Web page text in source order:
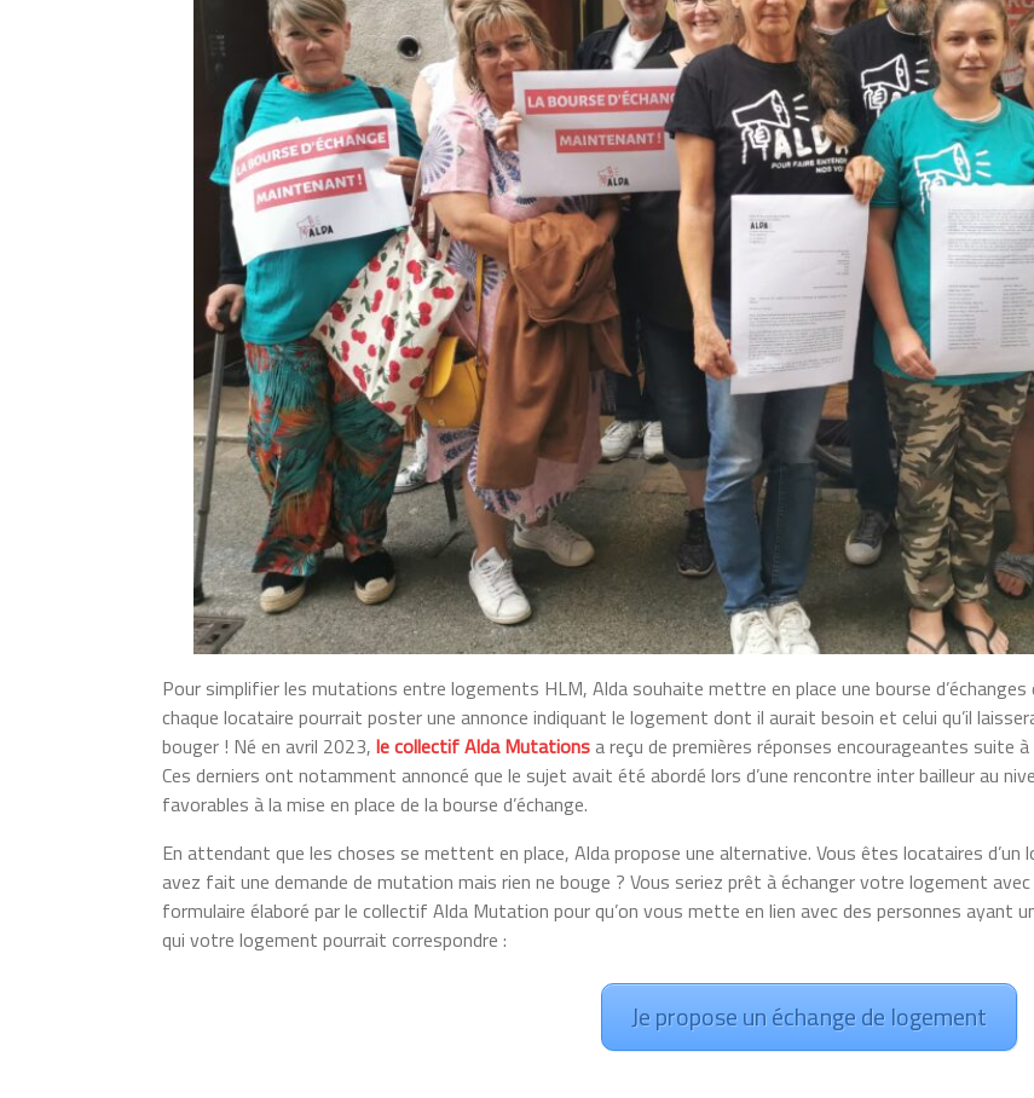
Pour simplifier les mutations entre logements HLM, Alda souhaite mettre en place une bourse
chaque locataire pourrait poster une annonce indiquant le logement dont il aurait besoin et celui qu’il
bouger ! Né en avril 2023,le collectif Alda Mutations a reçu de premières réponses encourageantes suite
Ces derniers ont notamment annoncé que le sujet avait été abordé lors d’une rencontre inter bailleur au
favorables à la mise en place de la bourse d’échange.
En attendant que les choses se mettent en place, Alda propose une alternative. Vous êtes locataires
avez fait une demande de mutation mais rien ne bouge ? Vous seriez prêt à échanger votre logement
formulaire élaboré par le collectif Alda Mutation pour qu’on vous mette en lien avec des personnes ayant
qui votre logement pourrait correspondre :
Je propose un échange de logement